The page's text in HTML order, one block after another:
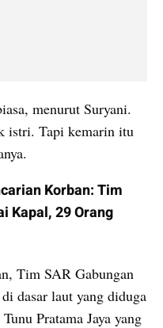
menurut Suryani.
istri. Tapi kemarin itu
Korban: Tim
Kapal, 29 Orang
Tim SAR Gabungan
dasar laut yang diduga
Pratama Jaya yang